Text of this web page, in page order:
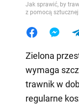
Jak sprawić, by
z pomocą
Zielona
wymaga
trawnik w
regularne